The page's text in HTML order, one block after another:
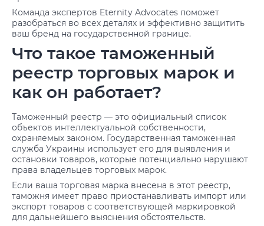
Команда экспертов Eternity Advocates поможет
разобраться во всех деталях и эффективно защитить
ваш бренд на государственной границе.
Что такое таможенный
реестр торговых марок и
как он работает?
Таможенный реестр — это официальный список
объектов интеллектуальной собственности,
охраняемых законом. Государственная таможенная
служба Украины использует его для выявления и
остановки товаров, которые потенциально нарушают
права владельцев торговых марок.
Если ваша торговая марка внесена в этот реестр,
таможня имеет право приостанавливать импорт или
экспорт товаров с соответствующей маркировкой
для дальнейшего выяснения обстоятельств.